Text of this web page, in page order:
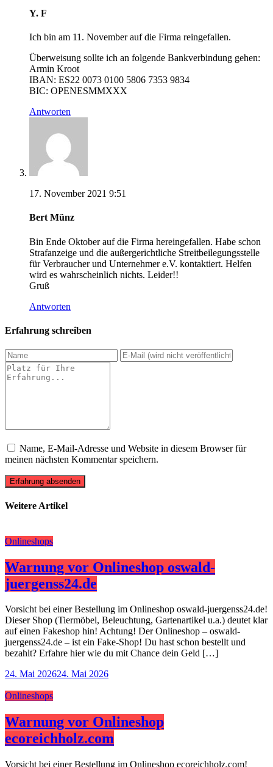
Y. F
Ich bin am 11. November auf die Firma reingefallen.
Überweisung sollte ich an folgende Bankverbindung gehen:
Armin Kroot
IBAN: ES22 0073 0100 5806 7353 9834
BIC: OPENESMMXXX
Antworten
17. November 2021 9:51
Bert Münz
Bin Ende Oktober auf die Firma hereingefallen. Habe schon
Strafanzeige und die außergerichtliche Streitbeilegungsstelle
für Verbraucher und Unternehmer e.V. kontaktiert. Helfen
wird es wahrscheinlich nichts. Leider!!
Gruß
Antworten
Erfahrung schreiben
Name, E-Mail-Adresse und Website in diesem Browser für
meinen nächsten Kommentar speichern.
Erfahrung absenden
Weitere Artikel
Onlineshops
Warnung vor Onlineshop oswald-
juergenss24.de
Vorsicht bei einer Bestellung im Onlineshop oswald-juergenss24.de!
Dieser Shop (Tiermöbel, Beleuchtung, Gartenartikel u.a.) deutet klar
auf einen Fakeshop hin! Achtung! Der Onlineshop – oswald-
juergenss24.de – ist ein Fake-Shop! Du hast schon bestellt und
bezahlt? Erfahre hier wie du mit Chance dein Geld […]
24. Mai 202624. Mai 2026
Onlineshops
Warnung vor Onlineshop
ecoreichholz.com
Vorsicht bei einer Bestellung im Onlineshop ecoreichholz.com!